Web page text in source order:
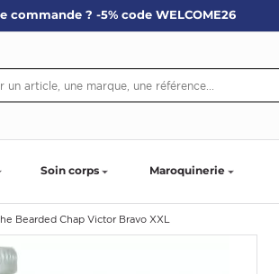
commande ? -5% code WELCOME26
Soin corps Maroquinerie
Bearded Chap Victor Bravo XXL